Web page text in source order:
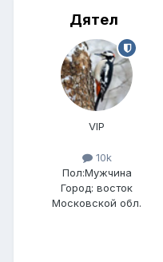
Дятел
VIP
10k
Пол:Мужчина
Город: восток
Московской обл.